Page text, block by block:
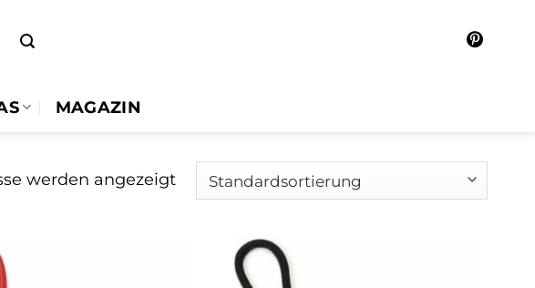
MAGAZIN
werden angezeigt